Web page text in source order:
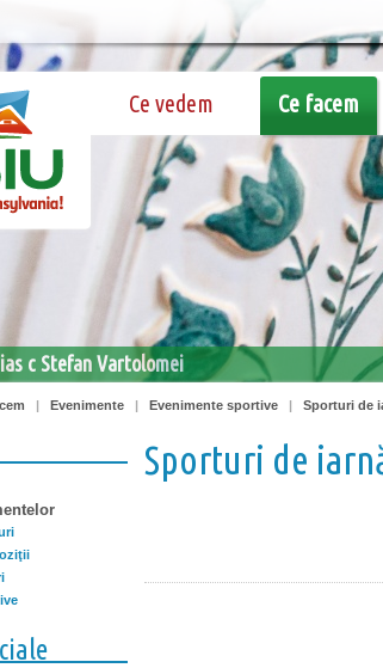
Ce vedem Ce facem
c Stefan Vartolomei
| Evenimente | Evenimente sportive | Sporturi de
Sporturi de